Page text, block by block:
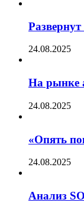
24.08.2025
На рынке
24.08.2025
«Опять
24.08.2025
Анализ